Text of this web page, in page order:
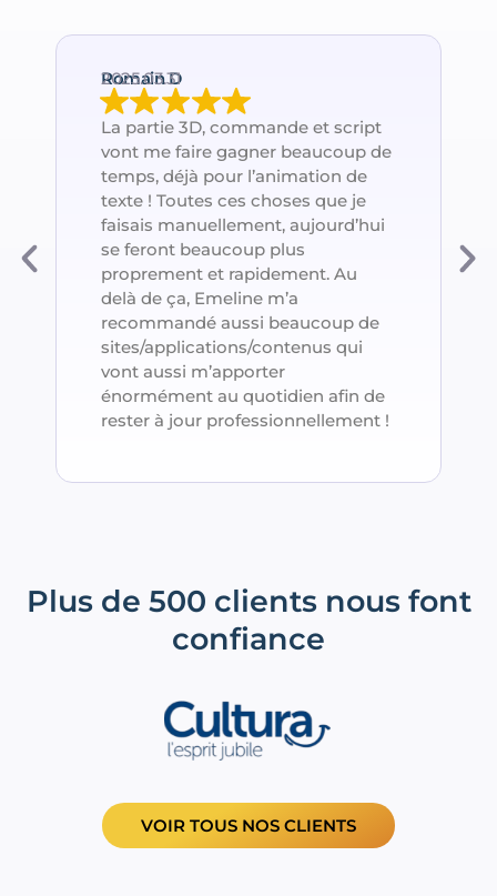
Romain D
2025.03.31
La partie 3D, commande et script
vont me faire gagner beaucoup de
temps, déjà pour l’animation de
texte ! Toutes ces choses que je
faisais manuellement, aujourd’hui
se feront beaucoup plus
proprement et rapidement. Au
delà de ça, Emeline m’a
recommandé aussi beaucoup de
sites/applications/contenus qui
vont aussi m’apporter
énormément au quotidien afin de
rester à jour professionnellement !
Plus de 500 clients nous font
confiance
VOIR TOUS NOS CLIENTS